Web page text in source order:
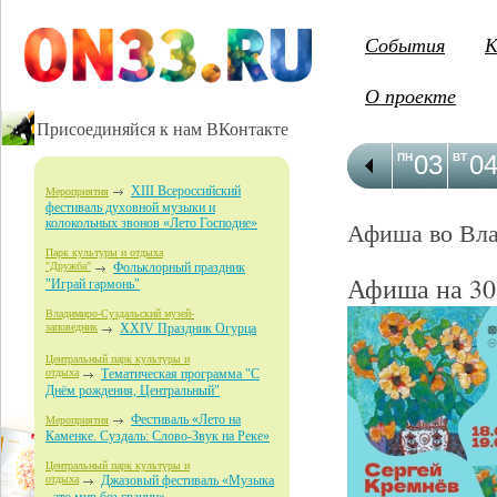
Присоединяйся к нам ВКонтакте
Мероприятия
XIII Всероссийский
фестиваль духовной музыки и
колокольных звонов «Лето Господне»
Парк культуры и отдыха
"Дружба"
Фольклорный праздник
"Играй гармонь"
Владимиро-Суздальский музей-
заповедник XXIV Праздник Огурца
Центральный парк культуры и
отдыха
Тематическая программа "С
Днём рождения, Центральный"
Мероприятия
Фестиваль «Лето на
Каменке. Суздаль: Слово-Звук на Реке»
Центральный парк культуры и
отдыха
Джазовый фестиваль «Музыка
События
О проекте
03
ПН 04
ВТ
Афиша во
Афиша на